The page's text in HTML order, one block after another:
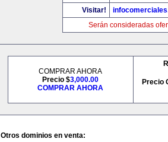
Visitar!
Serán consideradas
COMPRAR AHORA
Precio $3,000.00
COMPRAR AHORA
Precio
Otros dominios en venta: